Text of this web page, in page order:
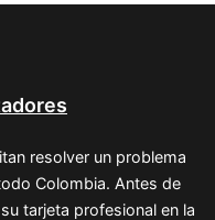
resolver un problema
Colombia. Antes de
tarjeta profesional en la